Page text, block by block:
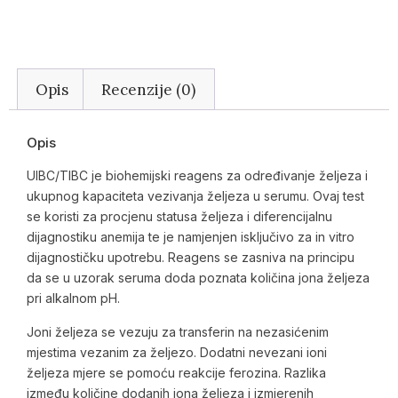
Opis Recenzije (0)
Opis
UIBC/TIBC je biohemijski reagens za određivanje željeza i
ukupnog kapaciteta vezivanja željeza u serumu. Ovaj test
se koristi za procjenu statusa željeza i diferencijalnu
dijagnostiku anemija te je namjenjen isključivo za in vitro
dijagnostičku upotrebu.​ Reagens se zasniva na principu
da se u uzorak seruma doda poznata količina jona željeza
pri alkalnom pH.
Joni željeza se vezuju za transferin na nezasićenim
mjestima vezanim za željezo. Dodatni nevezani ioni
željeza mjere se pomoću reakcije ferozina. Razlika
između količine dodanih iona željeza i izmjerenih